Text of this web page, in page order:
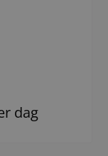
dag